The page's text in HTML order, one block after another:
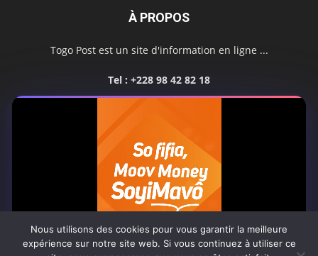
À PROPOS
Togo Post est un site d'information en ligne ...
Tel : +228 98 42 82 18
SUIVEZ NOUS
Nous utilisons des cookies pour vous garantir la meilleure
expérience sur notre site web. Si vous continuez à utiliser ce